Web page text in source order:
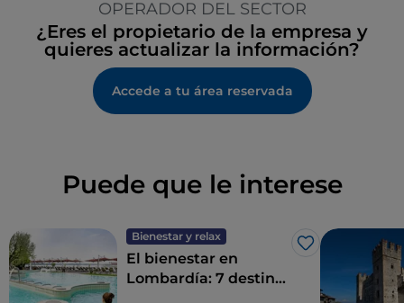
OPERADOR DEL SECTOR
¿Eres el propietario de la empresa y
quieres actualizar la información?
Accede a tu área reservada
Puede que le interese
Bienestar y relax
Me gusta
El bienestar en
Lombardía: 7 destinos